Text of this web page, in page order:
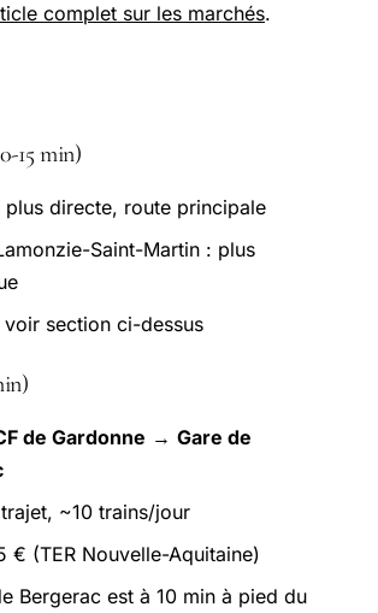
complet sur les marchés.
15 min)
plus directe, route principale
Saint-Martin : plus
voir section ci-dessus
de Gardonne → Gare de
~10 trains/jour
€ (TER Nouvelle-Aquitaine)
Bergerac est à 10 min à pied du